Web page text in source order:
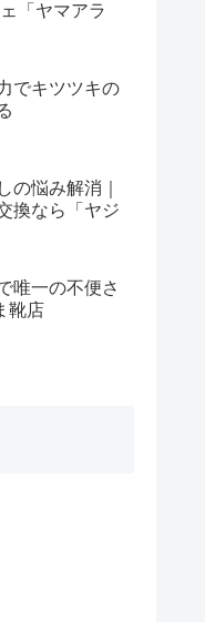
「ヤマアラ
でキツツキの
の悩み解消｜
換なら「ヤジ
唯一の不便さ
靴店